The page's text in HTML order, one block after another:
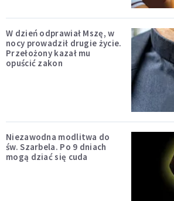
W dzień odprawiał Mszę, w
nocy prowadził drugie życie.
Przełożony kazał mu
opuścić zakon
Niezawodna modlitwa do
św. Szarbela. Po 9 dniach
mogą dziać się cuda